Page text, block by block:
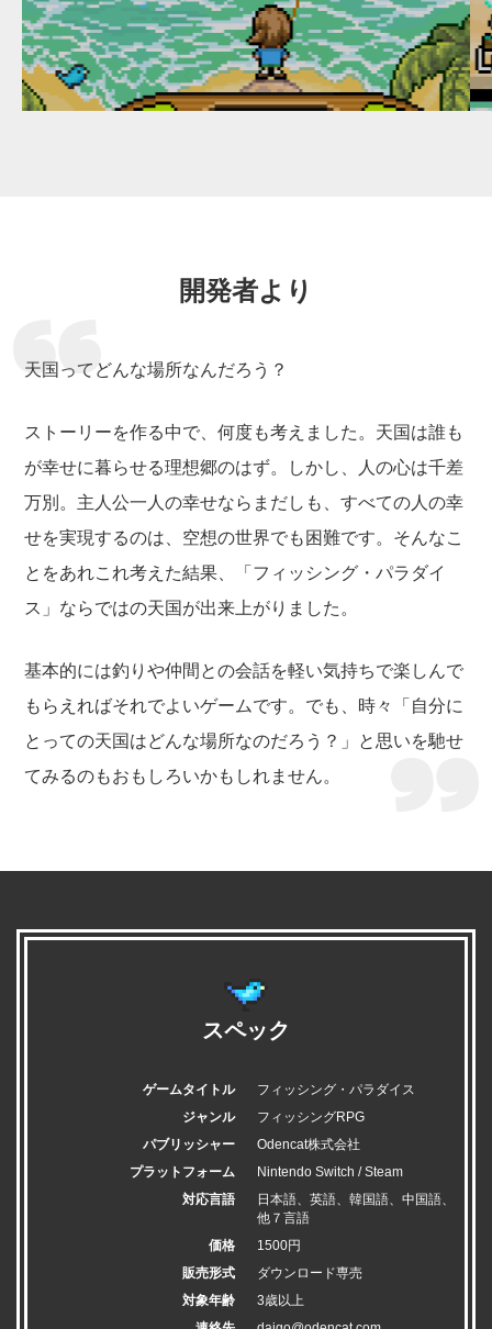
開発者より
天国ってどんな場所なんだろう？
ストーリーを作る中で、何度も考えました。天国は誰も
が幸せに暮らせる理想郷のはず。しかし、人の心は千差
万別。主人公一人の幸せならまだしも、すべての人の幸
せを実現するのは、空想の世界でも困難です。そんなこ
とをあれこれ考えた結果、「フィッシング・パラダイ
ス」ならではの天国が出来上がりました。
基本的には釣りや仲間との会話を軽い気持ちで楽しんで
もらえればそれでよいゲームです。でも、時々「自分に
とっての天国はどんな場所なのだろう？」と思いを馳せ
てみるのもおもしろいかもしれません。
スペック
ゲームタイトル
フィッシング・パラダイス
ジャンル
フィッシングRPG
パブリッシャー
Odencat株式会社
プラットフォーム
Nintendo Switch / Steam
対応言語
日本語、英語、韓国語、中国語、
他７言語
価格
1500円
販売形式
ダウンロード専売
対象年齢
3歳以上